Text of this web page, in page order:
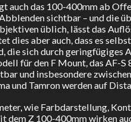
auch das 100-400mm ab
sichtbar – und die
üblich, lässt das
dies aber auch, dass es
die sich durch geringfügiges
für den F Mount, das AF-
und insbesondere
und Tamron werden auf
wie Farbdarstellung,
dem Z 100-400mm wirken